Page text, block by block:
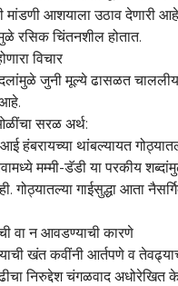
आशयाला उठाव देणारी
रसिक चिंतनशील होतात.
विचार
जुनी मूल्ये ढासळत
सरळ अर्थ:
हंबरायच्या थांबल्यायत
मम्मी-डॅडी या परकीय
गोठ्यातल्या गाईसुद्धा आता
वा न आवडण्याची कारणे
खंत कवींनी आर्तपणे व
निरुद्देश चंगळवाद